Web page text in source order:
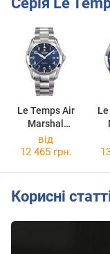
Le Temps Air
Marshal
LT1080.15BS0
1
від
12 465 грн.
Корисні